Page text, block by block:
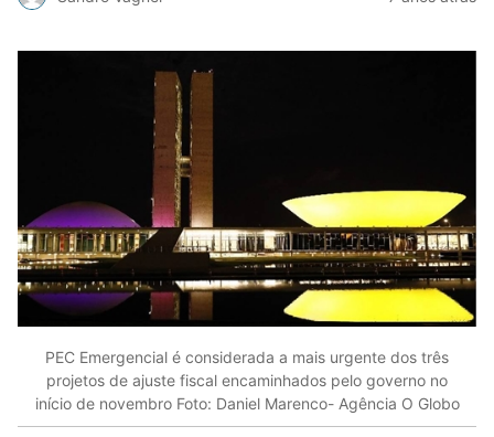
PEC Emergencial é considerada a mais urgente dos três
projetos de ajuste fiscal encaminhados pelo governo no
início de novembro Foto: Daniel Marenco- Agência O Globo